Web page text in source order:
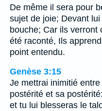
De même il sera pour
sujet de joie; Devant
bouche; Car ils verront
été raconté, Ils
point entendu.
Genèse 3:15
Je mettrai inimitié
postérité et sa
et tu lui blesseras le